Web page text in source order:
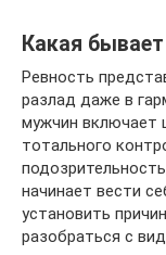
Какая бывает
Ревность
разлад даже в
мужчин включает
тотального
начинает вести
установить
разобраться с